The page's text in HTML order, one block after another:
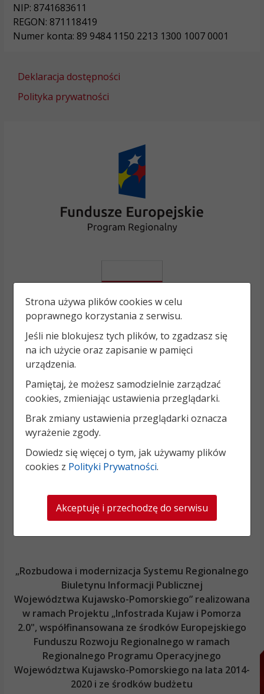
NIP: 8741683611
REGON: 871118419
Numer konta: 89 9484 1150 2213 1300 1007 0001
Deklaracja dostępności
Polityka prywatności
„Rozbudowa i modernizacja Systemu Regionalnego
Biuletynu Informacji Publicznej
Województwa Kujawsko-Pomorskiego” realizowana
w ramach Projektu „Infostrada Kujaw i Pomorza
2.0", współfinansowana ze środków Europejskiego
Funduszu Rozwoju Regionalnego w ramach
Regionalnego Programu Operacyjnego
Województwa Kujawsko-Pomorskiego na lata 2014-
2020 i ze środków budżetu
Strona używa plików cookies w celu
poprawnego korzystania z serwisu.
Jeśli nie blokujesz tych plików, to zgadzasz się
na ich użycie oraz zapisanie w pamięci
urządzenia.
Pamiętaj, że możesz samodzielnie zarządzać
cookies, zmieniając ustawienia przeglądarki.
Brak zmiany ustawienia przeglądarki oznacza
wyrażenie zgody.
Dowiedz się więcej o tym, jak używamy plików
cookies z Polityki Prywatności.
Akceptuję i przechodzę do serwisu